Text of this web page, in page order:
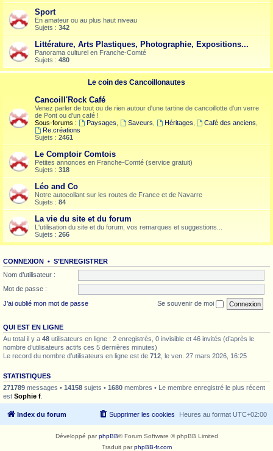
Sport
En amateur ou au plus haut niveau
Sujets : 342
Littérature, Arts Plastiques, Photographie, Expositions...
Panorama culturel en Franche-Comté
Sujets : 480
Le coin des Cancoillonautes
Cancoill'Rock Café
Venez parler de tout ou de rien autour d'une tartine de cancoillotte d'un verre
de Pont ou d'un café !
Sous-forums :
Paysages Saveurs Héritages Café des anciens
Re.créations
Sujets : 2461
Le Comptoir Comtois
Petites annonces en Franche-Comté (service gratuit)
Sujets : 318
Léo and Co
Notre autocollant sur les routes de France et de Navarre
Sujets : 84
La vie du site et du forum
L'utilisation du site et du forum, vos remarques et suggestions...
Sujets : 266
CONNEXION • S’ENREGISTRER
Nom d’utilisateur :
Mot de passe :
J’ai oublié mon mot de passe
Se souvenir de moi
QUI EST EN LIGNE
Au total il y a 48 utilisateurs en ligne : 2 enregistrés, 0 invisible et 46 invités (d’après le
nombre d’utilisateurs actifs ces 5 dernières minutes)
Le record du nombre d’utilisateurs en ligne est de 712 , le ven. 27 mars 2026, 16:25
STATISTIQUES
271789 messages • 14158 sujets • 1680 membres • Le membre enregistré le plus récent
est Sophie f
Index du forum Heures au format UTC+02:00
Supprimer les cookies
Développé parphpBB® Forum Software © phpBB Limited
Traduit parphpBB-fr.com